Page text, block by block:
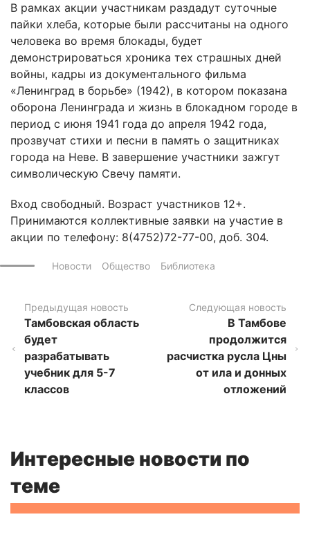
В рамках акции участникам раздадут суточные
пайки хлеба, которые были рассчитаны на одного
человека во время блокады, будет
демонстрироваться хроника тех страшных дней
войны, кадры из документального фильма
«Ленинград в борьбе» (1942), в котором показана
оборона Ленинграда и жизнь в блокадном городе в
период с июня 1941 года до апреля 1942 года,
прозвучат стихи и песни в память о защитниках
города на Неве. В завершение участники зажгут
символическую Свечу памяти.
Вход свободный. Возраст участников 12+.
Принимаются коллективные заявки на участие в
акции по телефону: 8(4752)72-77-00, доб. 304.
Новости Общество Библиотека
Предыдущая новость
Тамбовская область
будет
разрабатывать
учебник для 5-7
классов
Следующая новость
В Тамбове
продолжится
расчистка русла Цны
от ила и донных
отложений
Интересные новости по
теме